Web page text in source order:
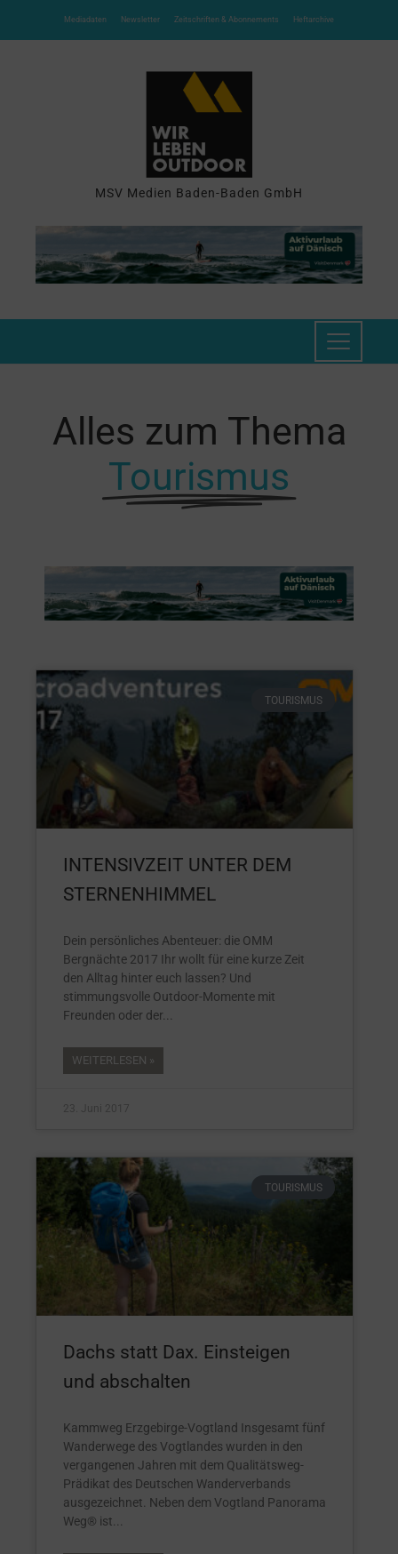
Mediadaten Newsletter Zeitschriften & Abonnements Heftarchive
MSV Medien Baden-Baden GmbH
Alles zum Thema
Tourismus
TOURISMUS
INTENSIVZEIT UNTER DEM
STERNENHIMMEL
Dein persönliches Abenteuer: die OMM
Bergnächte 2017 Ihr wollt für eine kurze Zeit
den Alltag hinter euch lassen? Und
stimmungsvolle Outdoor-Momente mit
Freunden oder der
WEITERLESEN »
23. Juni 2017
TOURISMUS
Dachs statt Dax. Einsteigen
und abschalten
Kammweg Erzgebirge-Vogtland Insgesamt fünf
Wanderwege des Vogtlandes wurden in den
vergangenen Jahren mit dem Qualitätsweg-
Prädikat des Deutschen Wanderverbands
ausgezeichnet. Neben dem Vogtland Panorama
Weg® ist